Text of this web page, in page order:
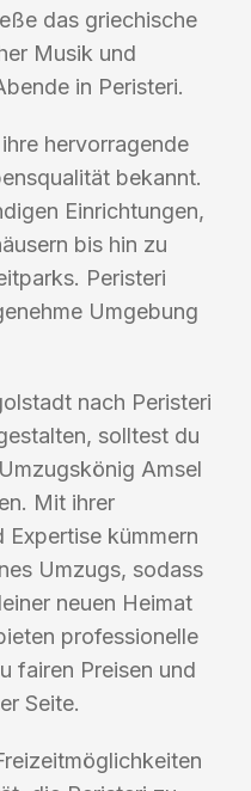
das griechische
Musik und
in Peristeri.
hervorragende
bekannt.
Einrichtungen,
bis hin zu
Peristeri
Umgebung
nach Peristeri
solltest du
Amsel
Mit ihrer
Expertise kümmern
Umzugs, sodass
neuen Heimat
professionelle
fairen Preisen und
Seite.